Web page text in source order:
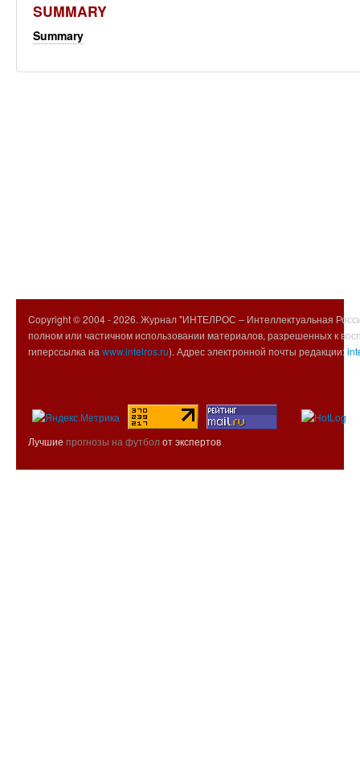
SUMMARY
Summary
Copyright © 2004 -2026. Журнал "ИНТЕЛРОС – Интеллектуальная
полном или частичном использовании материалов, разрешенных к
гиперссылка на www.intelros.ru). Адрес электронной почты редакции:
Лучшие прогнозы на футбол от экспертов